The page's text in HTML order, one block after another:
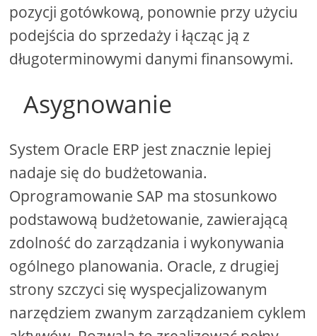
pozycji gotówkową, ponownie przy użyciu
podejścia do sprzedaży i łącząc ją z
długoterminowymi danymi finansowymi.
Asygnowanie
System Oracle ERP jest znacznie lepiej
nadaje się do budżetowania.
Oprogramowanie SAP ma stosunkowo
podstawową budżetowanie, zawierającą
zdolność do zarządzania i wykonywania
ogólnego planowania. Oracle, z drugiej
strony szczyci się wyspecjalizowanym
narzędziem zwanym zarządzaniem cyklem